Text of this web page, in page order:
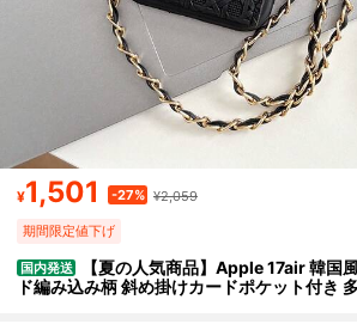
¥1,501 -27% ¥2,059
期間限定値下げ
国内発送
【夏の人気商品】Apple 17air 韓国
ド編み込み柄 斜め掛けカードポケット付き